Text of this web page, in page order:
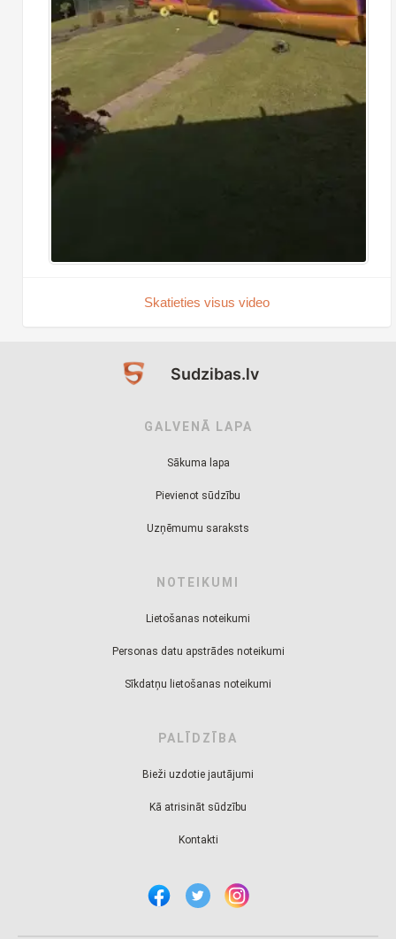
Skatieties visus video
Sudzibas.lv
GALVENĀ LAPA
Sākuma lapa
Pievienot sūdzību
Uzņēmumu saraksts
NOTEIKUMI
Lietošanas noteikumi
Personas datu apstrādes noteikumi
Sīkdatņu lietošanas noteikumi
PALĪDZĪBA
Bieži uzdotie jautājumi
Kā atrisināt sūdzību
Kontakti